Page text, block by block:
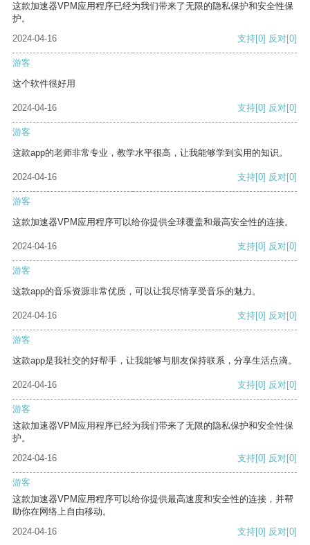
这款加速器VPM应用程序已经为我们带来了无限的隐私保护和安全性保
护。
2024-04-16
支持[0] 反对[0]
游客
这个软件很好用
2024-04-16 支持[0] 反对[0]
游客
这款app的老师非常专业，教学水平很高，让我能够学到实用的知识。
2024-04-16 支持[0] 反对[0]
游客
这款加速器VPM应用程序可以给你提供全球覆盖和最高安全性的连接。
2024-04-16 支持[0] 反对[0]
游客
这款app的音乐资源非常优质，可以让我尽情享受音乐的魅力。
2024-04-16 支持[0] 反对[0]
游客
这款app是我社交的好帮手，让我能够与朋友保持联系，分享生活点滴。
2024-04-16 支持[0] 反对[0]
游客
这款加速器VPM应用程序已经为我们带来了无限的隐私保护和安全性保
护。
2024-04-16
支持[0] 反对[0]
游客
这款加速器VPM应用程序可以给你提供最高速度和安全性的连接，并帮
助你在网络上自由移动。
2024-04-16
支持[0] 反对[0]